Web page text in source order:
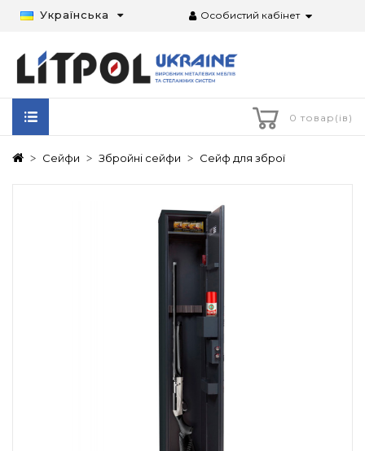
Українська Особистий кабінет
0 товар(ів)
Сейфи Збройні сейфи Сейф для зброї